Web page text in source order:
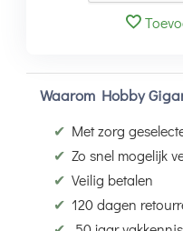
Waarom Hobby
✔ Met zorg
✔ Zo snel mogelijk
✔ Veilig betalen
✔ 120 dagen